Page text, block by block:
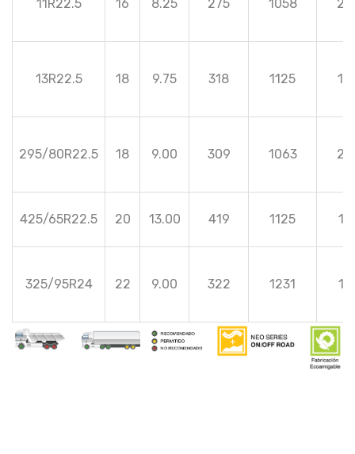
11R22.5 16 8.25 275 1058
13R22.5 18 9.75 318 1125
295/80R22.5 18 9.00 309 1063
425/65R22.5 20 13.00 419 1125
325/95R24 22 9.00 322 1231